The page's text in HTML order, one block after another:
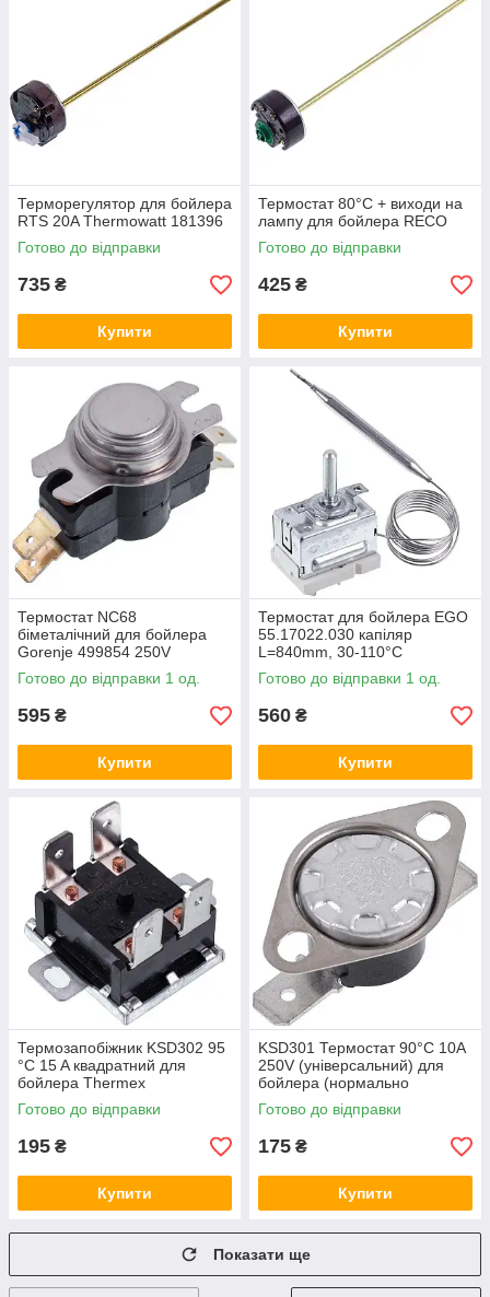
Терморегулятор для бойлера
RTS 20A Thermowatt 181396
Готово до відправки
735 ₴
Купити
Термостат 80°C + виходи на
лампу для бойлера RECO
Готово до відправки
425 ₴
Купити
Термостат NC68
біметалічний для бойлера
Gorenje 499854 250V
Готово до відправки 1 од.
595 ₴
Купити
Термостат для бойлера EGO
55.17022.030 капіляр
L=840mm, 30-110°C
Готово до відправки 1 од.
560 ₴
Купити
Термозапобіжник KSD302 95
°C 15 A квадратний для
бойлера Thermex
Готово до відправки
195 ₴
Купити
KSD301 Термостат 90°C 10A
250V (універсальний) для
бойлера (нормально
замкнутий)
Готово до відправки
175 ₴
Купити
Показати ще